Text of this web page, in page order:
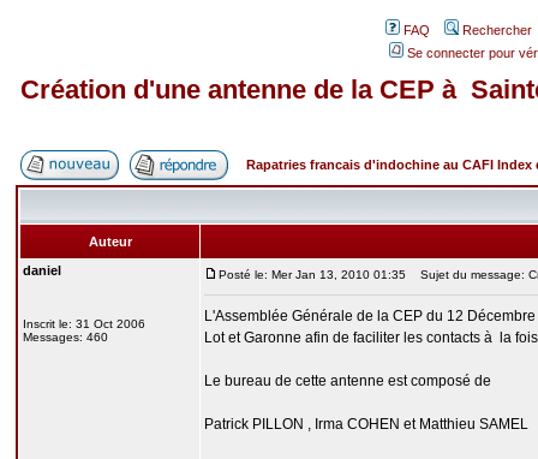
FAQ
Rechercher
Se connecter pour
Création d'une antenne de la CEP à
Rapatries francais d'indochine au CAFI Index
Auteur
daniel
Inscrit le: 31 Oct 2006
Messages: 460
Posté le: Mer Jan 13, 2010 01:35 Sujet du message:
L'Assemblée Générale de la CEP du 12
Lot et Garonne afin de faciliter les contacts à la
Le bureau de cette antenne est composé de
Patrick PILLON , Irma COHEN et Matthieu SAMEL